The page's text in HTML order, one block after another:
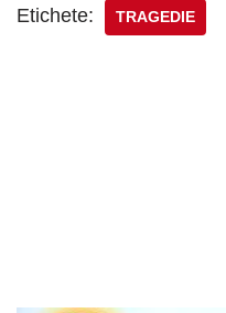
Etichete: TRAGEDIE